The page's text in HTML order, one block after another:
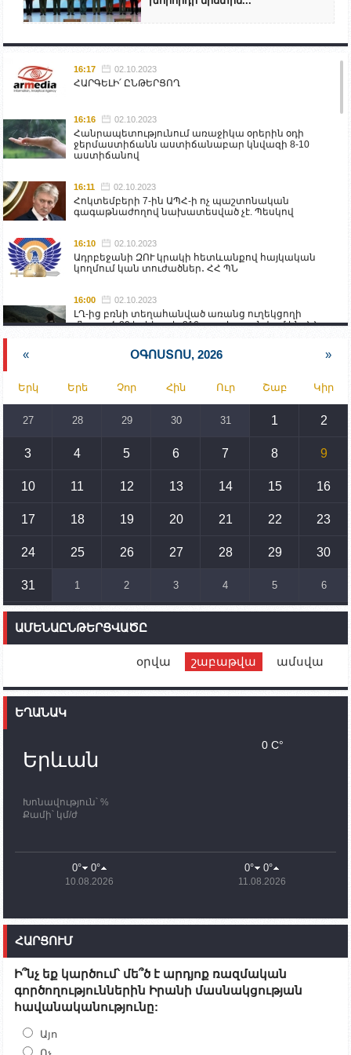
16:17 02.10.2023
ՀԱՐԳԵԼԻ՛ ԸՆԹԵՐՑՈՂ
16:16 02.10.2023
Հանրապետությունում առաջիկա օրերին օդի
ջերմաստիճանն աստիճանաբար կնվազի 8-10
աստիճանով
16:11 02.10.2023
Հոկտեմբերի 7-ին ԱՊՀ-ի ոչ պաշտոնական
գագաթնաժողով նախատեսված չէ. Պեսկով
16:10 02.10.2023
Ադրբեջանի ԶՈՒ կրակի հետևանքով հայկական
կողմում կան տուժածներ․ ՀՀ ՊՆ
16:00 02.10.2023
ԼՂ-ից բռնի տեղահանված առանց ուղեկցողի
մնացած 20 երեխա և 216 տարեց գտնվում են ՀՀ
Իրանը կողմ է տարածաշրջանի համար շահավետ
տրանսպորտային հաղորդակցությունների
զարգացմանը, սակայն ոչ՝ միջազգային
սահմանների փոփոխությանը
15:10 02.10.2023
սպառնալիքները կասեցնելու համար. իսպանացի
պատգամավորը Գորիսում է
14:54 02.10.2023
տեղակայված հայկական դիրքերի անձնակազմի
համար սնունդ տեղափոխող մեքենայի
ունեն. կիպրոսցի խորհրդարանականը՝ Ալեն
Ֆրանսիայի ԱԳ նախարարը կայցելի Հայաստան
պատասխանատուներ կմնան ԼՂ-ում՝ մինչև
որոնողափրկարարական աշխատանքների
11:03
ՄԱԿ-ի առաքելությունը շատ, շատ, շատ օգտակար
Ադրբեջանի փոխվարչապետն այսօր կմեկնի
Ստեփանակերտ
10:07 02.10.2023
09:38 02.10.2023
Խումբն Արցախում կմնա` մինչև զոհվածների
աճյունների ու անհետ կորածների
« ՕԳՈՍՏՈՍ, 2026 »
Երկ Երե Չոր Հին Ուր Շաբ Կիր
27 28 29 30 31 1 2
3 4 5 6 7 8 9
10 11 12 13 14 15 16
17 18 19 20 21 22 23
24 25 26 27 28 29 30
31 1 2 3 4 5 6
ԱՄԵՆԱԸՆԹԵՐՑՎԱԾԸ
օրվա շաբաթվա ամսվա
ԵՂԱՆԱԿ
Երևան
Խոնավություն՝ %
Քամի՝ կմ/ժ
0 C°
0° 0°
10.08.2026
0° 0°
11.08.2026
ՀԱՐՑՈՒՄ
Ի՞նչ եք կարծում՝ մե՞ծ է արդյոք ռազմական
գործողություններին Իրանի մասնակցության
հավանականությունը:
Այո